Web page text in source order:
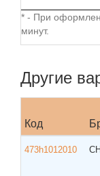
* - При
минут.
Другие
Код
473h1012010